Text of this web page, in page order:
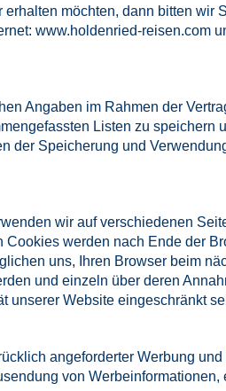
möchten, dann bitten wir
www.holdenried-reisen.com
Angaben im Rahmen der
Listen zu speichern
der Speicherung und
wir auf verschiedenen
werden nach Ende der
uns, Ihren Browser beim
und einzeln über deren
unserer Website eingeschränkt
angeforderter Werbung
von Werbeinformationen,